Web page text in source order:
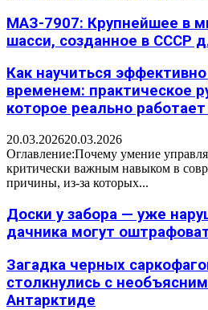
МАЗ-7907: Крупнейшее в
шасси, созданное в СССР
Как научиться
временем: практическое
которое реально работает
20.03.202620.03.2026
Оглавление:Почему умение
критически важным навыком в
причины, из-за которых...
Доски у забора — уже
дачника могут
Загадка черных
столкнулись с
Антарктиде